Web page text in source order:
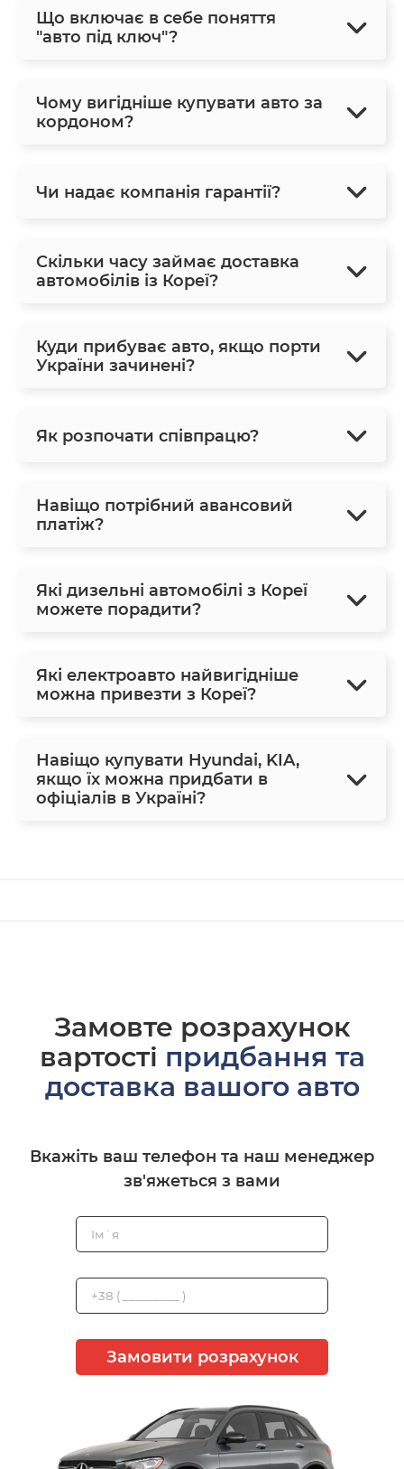
Що включає в себе поняття
"авто під ключ"?
Чому вигідніше купувати авто за
кордоном?
Чи надає компанія гарантії?
Скільки часу займає доставка
автомобілів із Кореї?
Куди прибуває авто, якщо порти
України зачинені?
Як розпочати співпрацю?
Навіщо потрібний авансовий
платіж?
Які дизельні автомобілі з Кореї
можете порадити?
Які електроавто найвигідніше
можна привезти з Кореї?
Навіщо купувати Hyundai, KIA,
якщо їх можна придбати в
офіціалів в Україні?
Замовте розрахунок
вартості придбання та
доставка вашого авто
Вкажіть ваш телефон та наш менеджер
зв'яжеться з вами
Замовити розрахунок